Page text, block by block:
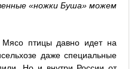
«ножки Буша» можем
птицы давно идет на
даже специальные